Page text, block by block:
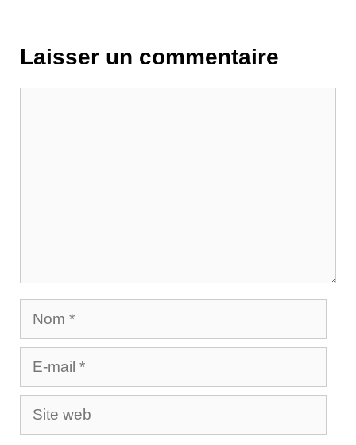
Laisser un commentaire
Nom
E-
mail
Site
web